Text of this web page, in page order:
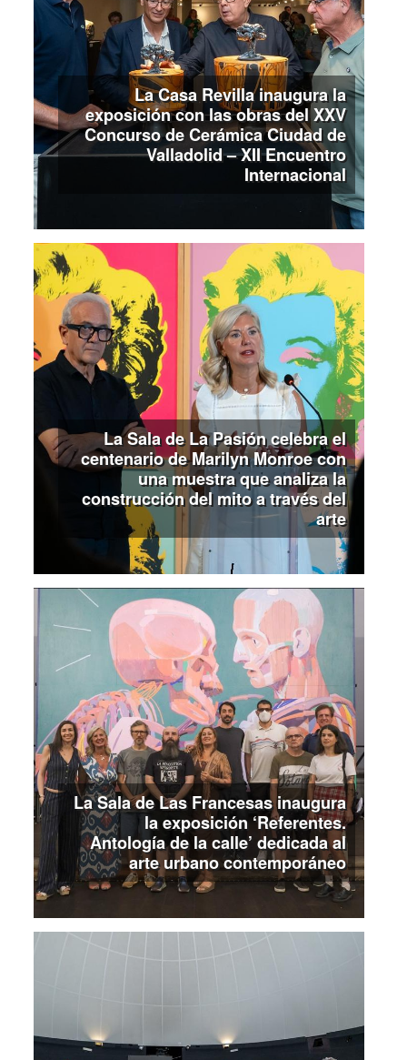
La Casa Revilla inaugura la
exposición con las obras del XXV
Concurso de Cerámica Ciudad de
Valladolid – XII Encuentro
Internacional
La Sala de La Pasión celebra el
centenario de Marilyn Monroe con
una muestra que analiza la
construcción del mito a través del
arte
La Sala de Las Francesas inaugura
la exposición ‘Referentes.
Antología de la calle’ dedicada al
arte urbano contemporáneo